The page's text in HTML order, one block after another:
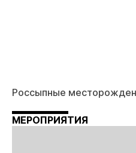
Россыпные
МЕРОПРИЯТИЯ